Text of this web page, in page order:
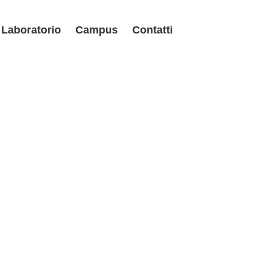
Laboratorio Campus Contatti